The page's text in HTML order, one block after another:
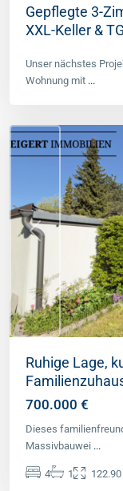
Gepflegte 3-
XXL-Keller &
Unser nächstes
Wohnung mit ...
Landkreis
Previous
Ruhige Lage,
700.000 €
Dieses
Massivbauwei ...
4 1
West
(München
München